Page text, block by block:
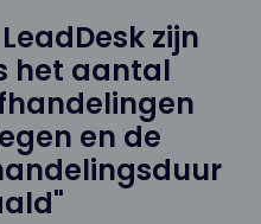
zijn
het aantal
en de